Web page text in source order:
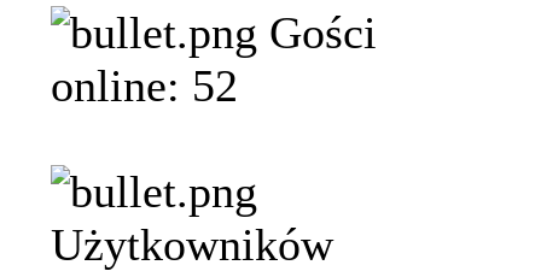
Gości
online: 52
Użytkowników